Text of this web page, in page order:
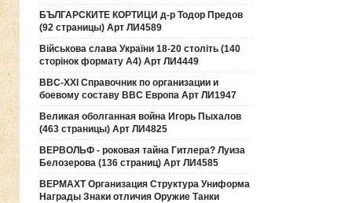
БЪЛГАРСКИТЕ КОРТИЦИ д-р Тодор Предов
(92 страницы) Арт ЛИ4589
Військова слава України 18-20 століть (140
сторінок формату А4) Арт ЛИ4449
ВВС-ХХI Справочник по организации и
боевому составу ВВС Европа Арт ЛИ1947
Великая оболганная война Игорь Пыхалов
(463 страницы) Арт ЛИ4825
ВЕРВОЛЬФ - роковая тайна Гитлера? Луиза
Белозерова (136 страниц) Арт ЛИ4585
ВЕРМАХТ Организация Структура Униформа
Награды Знаки отличия Оружие Танки